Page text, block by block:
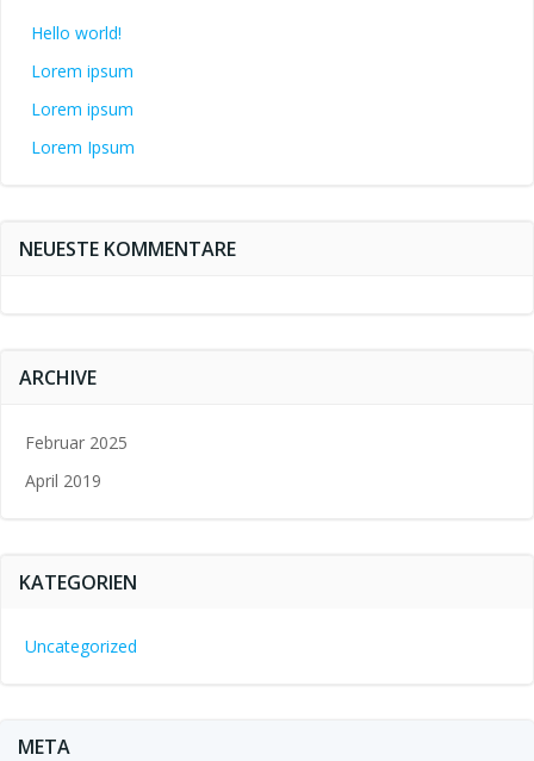
Hello world!
Lorem ipsum
Lorem ipsum
Lorem Ipsum
NEUESTE KOMMENTARE
ARCHIVE
Februar 2025
April 2019
KATEGORIEN
Uncategorized
META